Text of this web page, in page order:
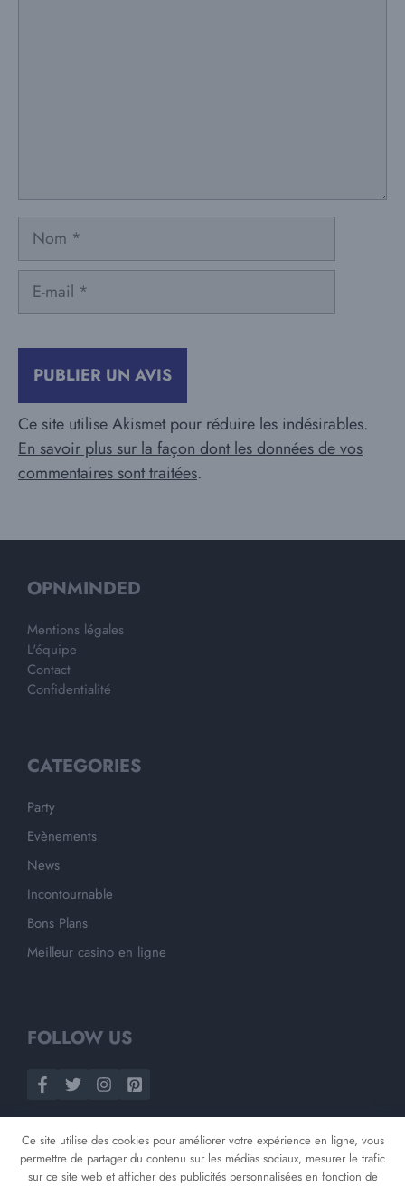
Nom
Ce site utilise Akismet pour réduire les indésirables.
En savoir plus sur la façon dont les données de vos
commentaires sont traitées.
OPNMINDED
Mentions légales
L'équipe
Contact
Confidentialité
CATEGORIES
Party
Evènements
News
Incontournable
Bons Plans
Meilleur casino en ligne
FOLLOW US
Ce site utilise des cookies pour améliorer votre expérience en ligne, vous
permettre de partager du contenu sur les médias sociaux, mesurer le trafic
sur ce site web et afficher des publicités personnalisées en fonction de